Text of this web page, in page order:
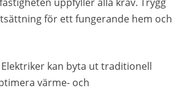
för ett fungerande hem och
kan byta ut traditionell
värme- och